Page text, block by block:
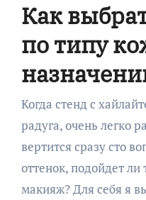
Как
по типу
Когда стенд с
радуга, очень легко
вертится сразу сто
оттенок, подойдет ли
макияж? Для себя я